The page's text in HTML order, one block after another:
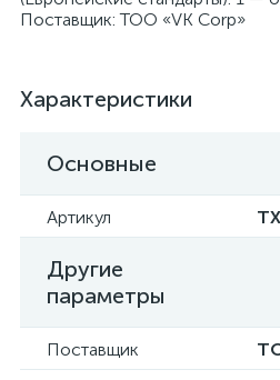
Поставщик: ТОО «VK Corp»
Характеристики
Основные
Артикул
Другие
параметры
Поставщик